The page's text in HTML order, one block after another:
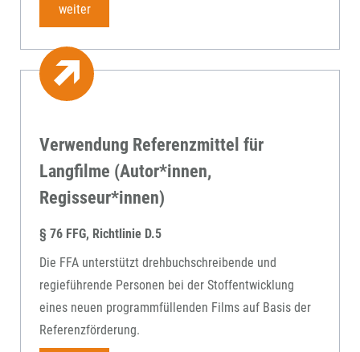
weiter
Verwendung Referenzmittel für
Langfilme (Autor*innen,
Regisseur*innen)
§ 76 FFG, Richtlinie D.5
Die FFA unterstützt drehbuchschreibende und
regieführende Personen bei der Stoffentwicklung
eines neuen programmfüllenden Films auf Basis der
Referenzförderung.